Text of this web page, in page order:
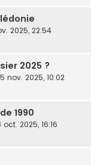
2025, 22:54
2025 ?
nov. 2025, 10:02
1990
oct. 2025, 16:16